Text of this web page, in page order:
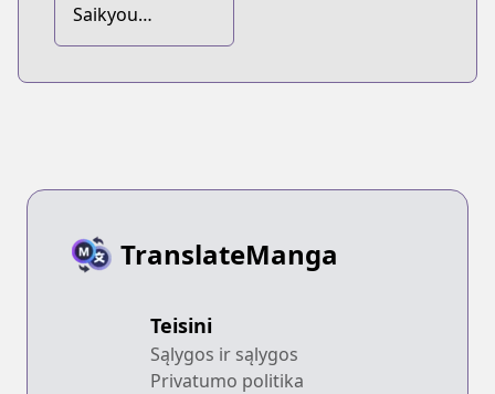
Saikyou
Onmyouji no
TranslateManga
Teisini
Sąlygos ir sąlygos
Privatumo politika